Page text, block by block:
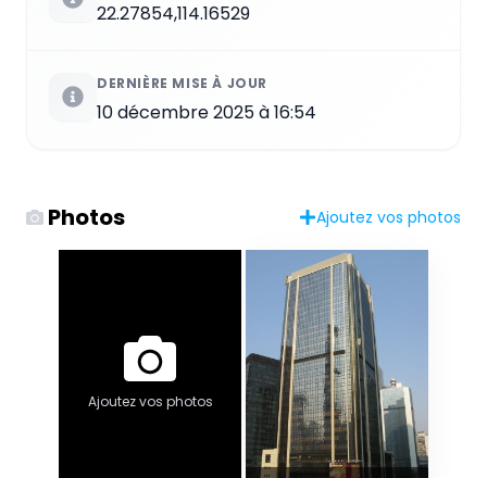
22.27854,114.16529
DERNIÈRE MISE À JOUR
10 décembre 2025 à 16:54
Photos Ajoutez vos photos
Ajoutez vos photos